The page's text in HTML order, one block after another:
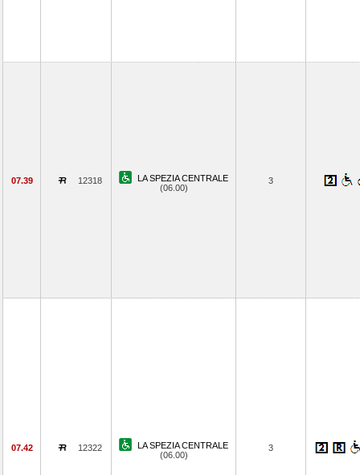
07.39 12318
LA SPEZIA CENTRALE
(06.00)
3
07.42 12322
LA SPEZIA CENTRALE
(06.00)
3